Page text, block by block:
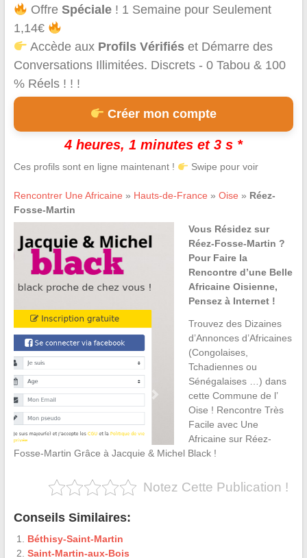
OffreSpéciale ! 1 Semaine pour Seulement
1,14€
Accède aux Profils Vérifiés et Démarre des
Conversations Illimitées. Discrets - 0 Tabou & 100
% Réels ! ! !
Créer mon compte
4 heures, 1 minutes et 3 s *
Ces profils sont en ligne maintenant ! Swipe pour voir
Rencontrer Une Africaine » Hauts-de-France » Oise » Réez-
Fosse-Martin
Vous Résidez sur
Réez-Fosse-Martin ?
Pour Faire la
Rencontre d’une Belle
Africaine Oisienne,
Pensez à Internet !
Trouvez des Dizaines
d’Annonces d’Africaines
(Congolaises,
Tchadiennes ou
Sénégalaises …) dans
cette Commune de l’
Oise ! Rencontre Très
Facile avec Une
Africaine sur Réez-
Fosse-Martin Grâce à Jacquie & Michel Black !
Notez Cette Publication !
Conseils Similaires:
Béthisy-Saint-Martin
Saint-Martin-aux-Bois